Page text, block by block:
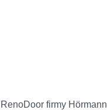
firmy Hörmann